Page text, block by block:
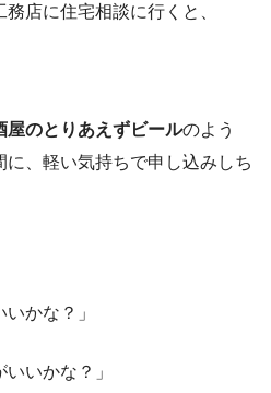
店に住宅相談に行くと、
屋のとりあえずビールのよう
、軽い気持ちで申し込みしち
かな？」
いかな？」